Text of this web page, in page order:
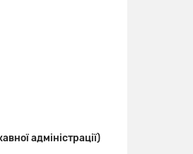
адміністрації)